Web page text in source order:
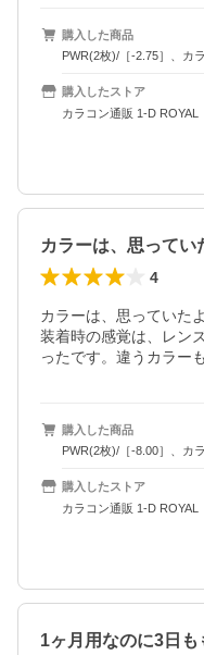
購入した商品
PWR(2枚)/［-2.75］、カ
購入したストア
カラコン通販 1-D ROYAL
4
カラーは、思っていた
装着時の感覚は、レン
ったです。違うカラー
購入した商品
PWR(2枚)/［-8.00］、カ
購入したストア
カラコン通販 1-D ROYAL
1ヶ月用なのに3日も